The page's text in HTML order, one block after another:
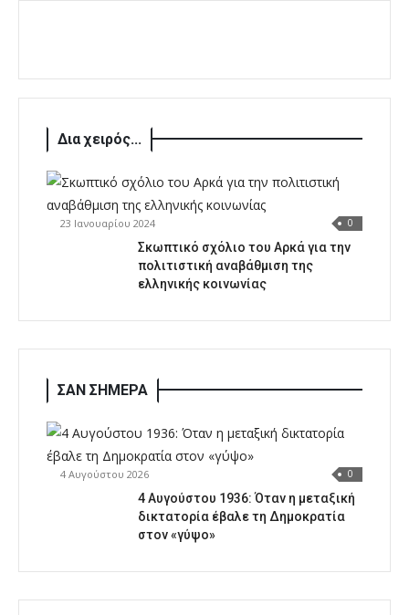
Δια χειρός...
23 Ιανουαρίου 2024 0
Σκωπτικό σχόλιο του Αρκά για την
πολιτιστική αναβάθμιση της
ελληνικής κοινωνίας
ΣΑΝ ΣΗΜΕΡΑ
4 Αυγούστου 2026 0
4 Αυγούστου 1936: Όταν η μεταξική
δικτατορία έβαλε τη Δημοκρατία
στον «γύψο»